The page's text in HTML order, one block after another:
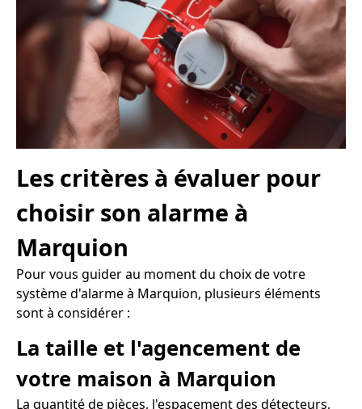
Les critères à évaluer pour
choisir son alarme à
Marquion
Pour vous guider au moment du choix de votre
système d'alarme à Marquion, plusieurs éléments
sont à considérer :
La taille et l'agencement de
votre maison à Marquion
La quantité de pièces, l'espacement des détecteurs,